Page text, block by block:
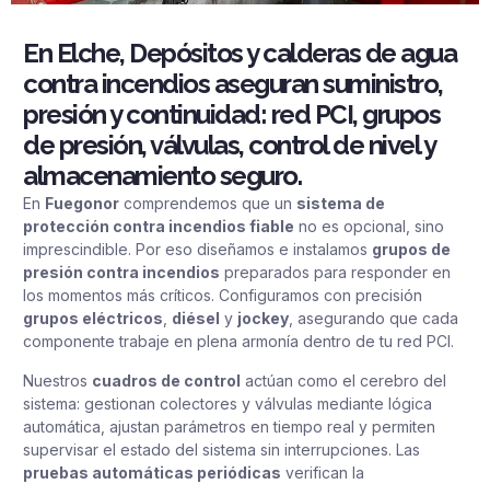
En Elche, Depósitos y calderas de agua
contra incendios aseguran suministro,
presión y continuidad: red PCI, grupos
de presión, válvulas, control de nivel y
almacenamiento seguro.
En Fuegonor comprendemos que un sistema de
protección contra incendios fiable no es opcional, sino
imprescindible. Por eso diseñamos e instalamos grupos de
presión contra incendios preparados para responder en
los momentos más críticos. Configuramos con precisión
grupos eléctricos, diésel y jockey, asegurando que cada
componente trabaje en plena armonía dentro de tu red PCI.
Nuestros cuadros de control actúan como el cerebro del
sistema: gestionan colectores y válvulas mediante lógica
automática, ajustan parámetros en tiempo real y permiten
supervisar el estado del sistema sin interrupciones. Las
pruebas automáticas periódicas verifican la